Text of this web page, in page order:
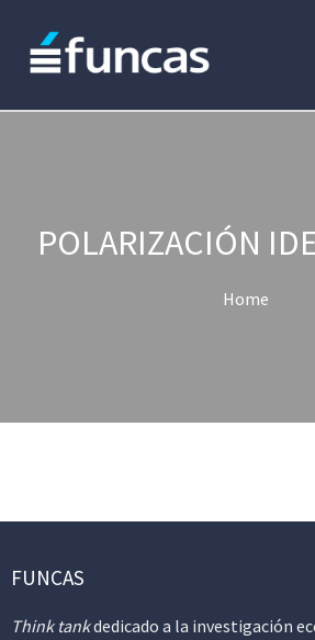
POLARIZACIÓN
Home
FUNCAS
Think tankdedicado a la investigación